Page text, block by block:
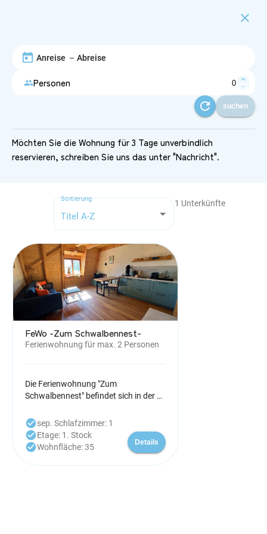
close
–
peoplePersonen
expand_less
expand_more
refresh suchen
Möchten Sie die Wohnung für 3 Tage unverbindlich
reservieren, schreiben Sie uns das unter "Nachricht".
1 Unterkünfte
Titel A-Z
Sortierung
FeWo -Zum Schwalbennest-
Ferienwohnung für max. 2 Personen
Die Ferienwohnung "Zum
Schwalbennest" befindet sich in der 1.
Platz für 2 Personen - 1 Wohnzimmer
mit Küchenzeile und Sitzgelegenheit,
Couch mit TV - Bad mit Dusche - 1
Schlafzimmer mit Doppelbett
check_circlesep. Schlafzimmer: 1
check_circleEtage: 1. Stock
check_circleWohnfläche: 35 Details